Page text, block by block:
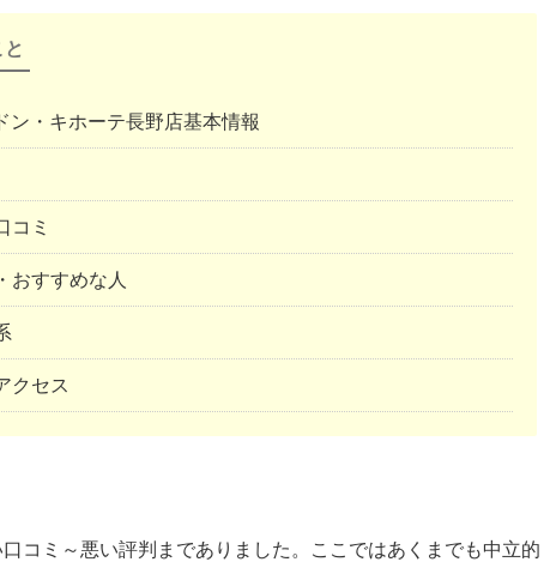
ン・キホーテ長野店基本情報
コミ
おすすめな人
クセス
コミ～悪い評判までありました。ここではあくまでも中立的